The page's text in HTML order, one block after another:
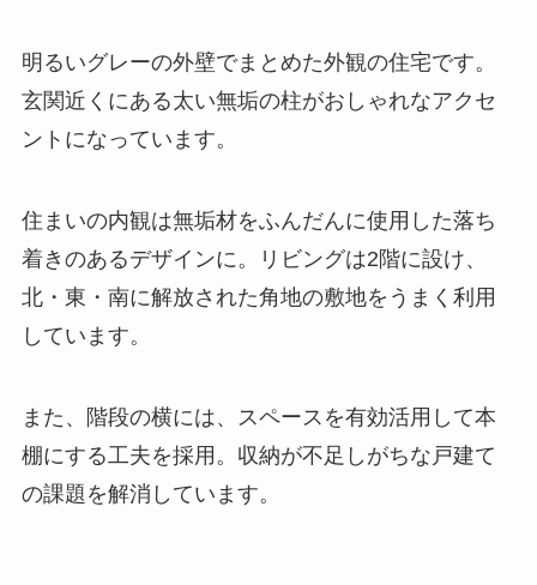
明るいグレーの外壁でまとめた外観の住宅です。
玄関近くにある太い無垢の柱がおしゃれなアクセ
ントになっています。
住まいの内観は無垢材をふんだんに使用した落ち
着きのあるデザインに。リビングは2階に設け、
北・東・南に解放された角地の敷地をうまく利用
しています。
また、階段の横には、スペースを有効活用して本
棚にする工夫を採用。収納が不足しがちな戸建て
の課題を解消しています。